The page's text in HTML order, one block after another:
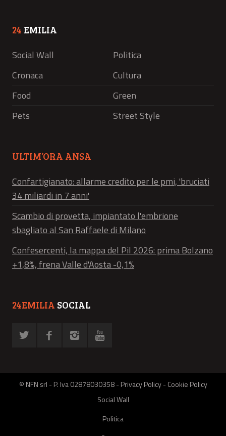
24 EMILIA
Social Wall
Politica
Cronaca
Cultura
Food
Green
Pets
Street Style
ULTIM’ORA ANSA
Confartigianato: allarme credito per le pmi, 'bruciati
34 miliardi in 7 anni'
Scambio di provetta, impiantato l'embrione
sbagliato al San Raffaele di Milano
Confesercenti, la mappa del Pil 2026: prima Bolzano
+1,8%, frena Valle d'Aosta -0,1%
24EMILIA SOCIAL
© NFN srl - P. Iva 02878030358 -Privacy Policy-Cookie Policy
Social Wall
Politica